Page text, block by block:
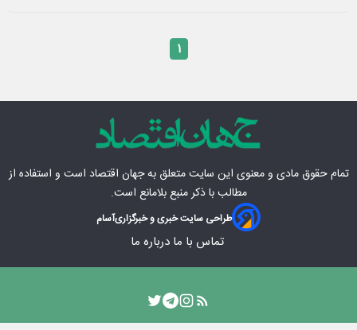
۱
تمام حقوق مادی‌ و معنوی این سایت متعلق بهجهان اقتصاد است و استفاده از
مطالب با ذکر منبع بلامانع است.
طراحی سایت خبری و خبرگزاریآسام
تماس با ما درباره ما